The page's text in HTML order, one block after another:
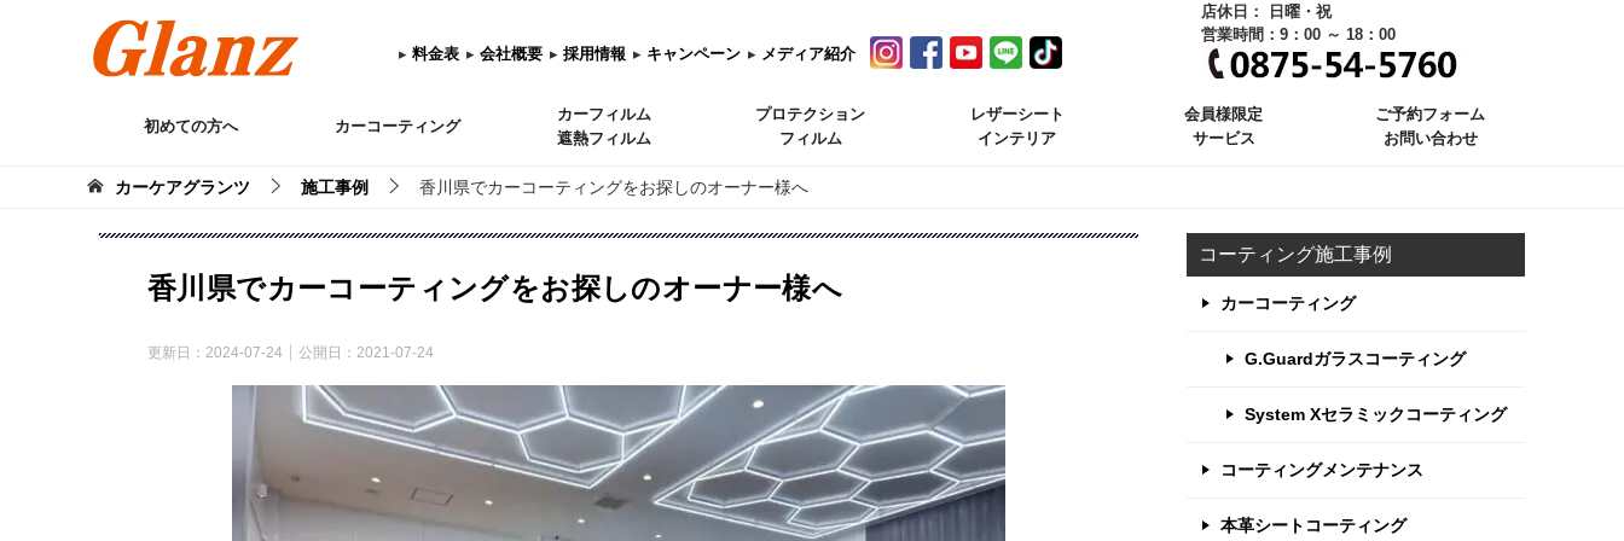
▸ 料金表 ▸ 会社概要 ▸ 採用情報 ▸ キャンペーン ▸ メディア紹介
店休日： 日曜・祝
営業時間：9：00 ～ 18：00
初めての方へ カーコーティング
カーフィルム
遮熱フィルム
プロテクション
フィルム
レザーシート
インテリア
会員様限定
サービス
ご予約フォーム
お問い合わせ
カーケアグランツ 施工事例 香川県でカーコーティングをお探しのオーナー様へ
香川県でカーコーティングをお探しのオーナー様へ
更新日： 2024-07-24 公開日： 2021-07-24
コーティング施工事例
カーコーティング
G.Guardガラスコーティング
System Xセラミックコーティング
コーティングメンテナンス
本革シートコーティング